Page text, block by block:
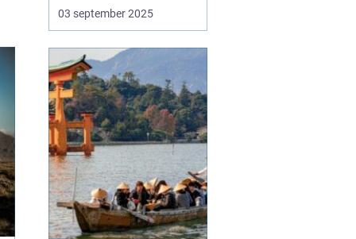
utmaning, men en
familjesemester
till vuxna. En semester
fylld med aktiviteter...
03 september 2025